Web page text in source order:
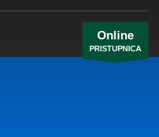
Online
PRISTUPNICA